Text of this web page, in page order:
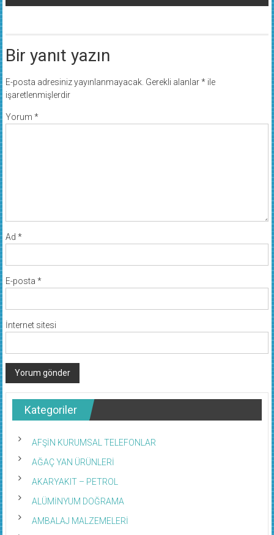
Bir yanıt yazın
E-posta adresiniz yayınlanmayacak. Gerekli alanlar*ile
işaretlenmişlerdir
Yorum *
Ad *
E-posta *
İnternet sitesi
Kategoriler
AFŞİN KURUMSAL TELEFONLAR
AĞAÇ YAN ÜRÜNLERİ
AKARYAKIT – PETROL
ALÜMİNYUM DOĞRAMA
AMBALAJ MALZEMELERİ